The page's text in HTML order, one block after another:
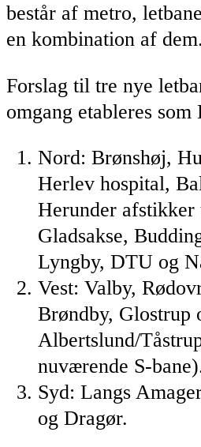
består af metro,
en kombination af dem.
Forslag til tre nye
omgang etableres som
Nord: Brønshøj,
Herlev hospital,
Herunder
Gladsakse,
Lyngby, DTU og
Vest: Valby,
Brøndby, Glostrup
Albertslund/
nuværende S-
Syd: Langs
og Dragør.